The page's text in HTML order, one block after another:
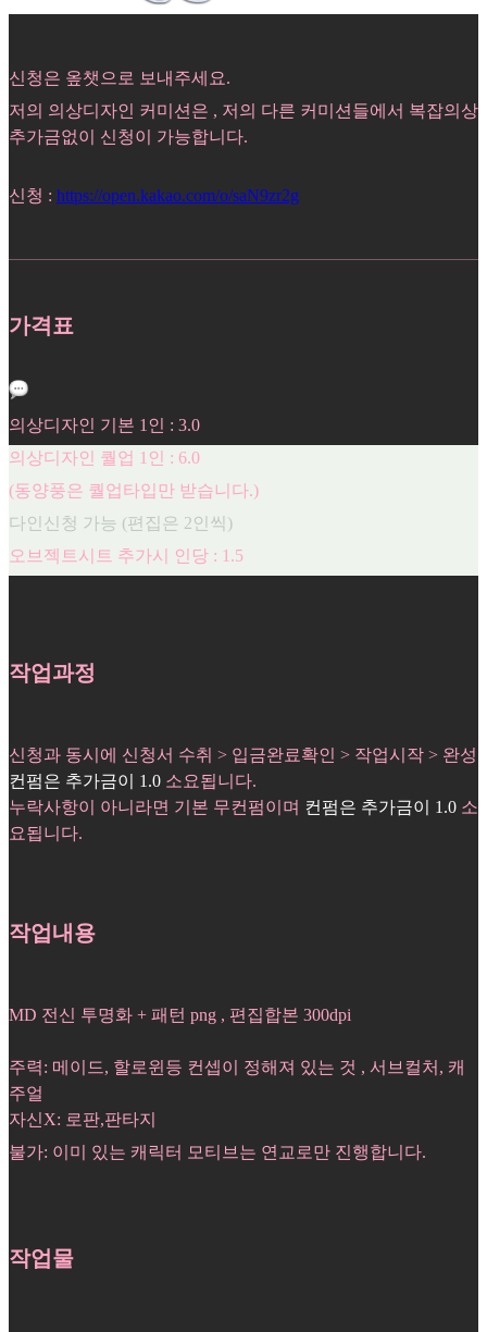
신청은 옾챗으로 보내주세요.
저의 의상디자인 커미션은 , 저의 다른 커미션들에서 복잡의상
추가금없이 신청이 가능합니다.
신청 : https://open.kakao.com/o/saN9zr2g
가격표
의상디자인 기본 1인 : 3.0
의상디자인 퀄업 1인 : 6.0
(동양풍은 퀄업타입만 받습니다.)
다인신청 가능 (편집은 2인씩)
오브젝트시트 추가시 인당 : 1.5
작업과정
신청과 동시에 신청서 수취 > 입금완료확인 > 작업시작 > 완성
컨펌은 추가금이 1.0 소요됩니다.
누락사항이 아니라면 기본 무컨펌이며 컨펌은 추가금이 1.0 소
요됩니다.
작업내용
MD 전신 투명화 + 패턴 png , 편집합본 300dpi
주력: 메이드, 할로윈등 컨셉이 정해져 있는 것 , 서브컬처, 캐
주얼
자신X: 로판,판타지
불가: 이미 있는 캐릭터 모티브는 연교로만 진행합니다.
작업물